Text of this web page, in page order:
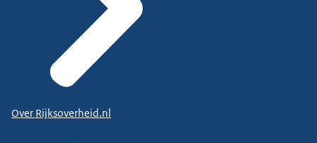
Over Rijksoverheid.nl